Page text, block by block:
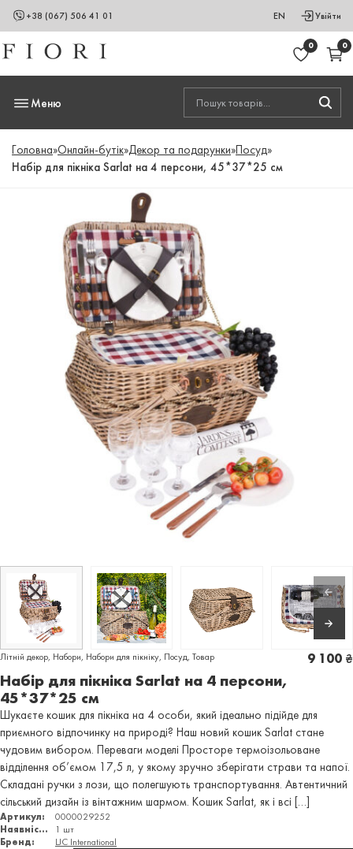
+38 (067) 506 41 01 EN Увійти
0 0
Меню
Головна»Онлайн-бутік»Декор та подарунки»Посуд»
Набір для пікніка Sarlat на 4 персони, 45*37*25 см
Літній декор, Набори, Набори для пікніку, Посуд, Товар
Набір для пікніка Sarlat на 4 персони,
45*37*25 см
9 100 ₴
Шукаєте кошик для пікніка на 4 особи, який ідеально підійде для
приємного відпочинку на природі? Наш новий кошик Sarlat стане
чудовим вибором. Переваги моделі Просторе термоізольоване
відділення об’ємом 17,5 л, у якому зручно зберігати страви та напої.
Складані ручки з лози, що полегшують транспортування. Автентичний
сільський дизайн із вінтажним шармом. Кошик Sarlat, як і всі […]
Артикул:
0000029252
Наявність:
1 шт
Бренд:
LJC International